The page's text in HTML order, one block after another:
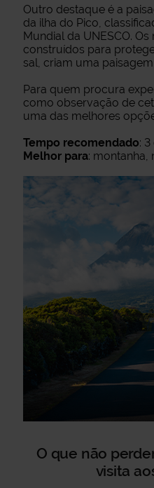
Outro destaque é a
da ilha do Pico,
Mundial da UNESCO.
construídos para
sal, criam uma
Para quem procura
como observação de
uma das melhores
Tempo recomendado: 3
Melhor para: montanha,
O que não
visita